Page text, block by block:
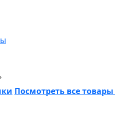
Посмотреть все